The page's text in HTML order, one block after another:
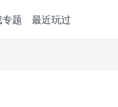
题 最近玩过